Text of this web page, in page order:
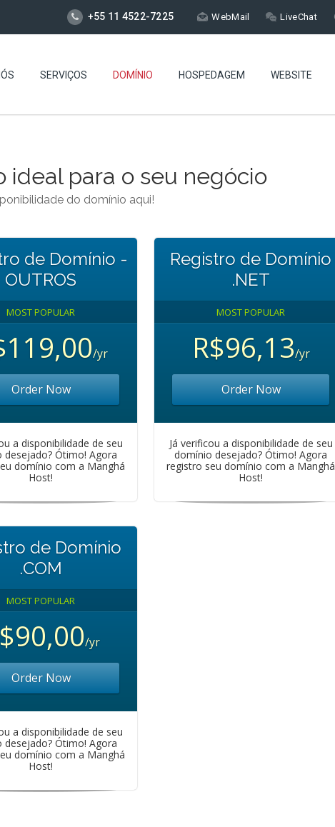
+55 11 4522-7225 WebMail LiveChat
SERVIÇOS DOMÍNIO HOSPEDAGEM WEBSITE
ideal para o seu negócio
do domínio aqui!
de Domínio -
OUTROS
MOST POPULAR
/yr
Order Now
a disponibilidade de seu
desejado? Ótimo! Agora
domínio com a Manghá
Host!
Registro de Domínio
.NET
MOST POPULAR
R$96,13/yr
Order Now
Já verificou a disponibilidade de seu
domínio desejado? Ótimo! Agora
registro seu domínio com a Manghá
Host!
de Domínio
.COM
MOST POPULAR
/yr
Order Now
a disponibilidade de seu
desejado? Ótimo! Agora
domínio com a Manghá
Host!